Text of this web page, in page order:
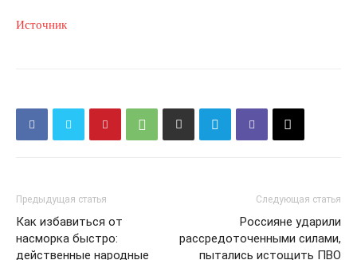
Источник
Предыдущая статья
Как избавиться от
насморка быстро:
действенные народные
Следующая статья
Россияне ударили
рассредоточенными силами,
пытались истощить ПВО